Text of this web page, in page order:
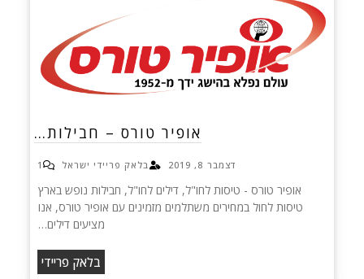
אופיר טורס – חבילות…
דצמבר 8, 2019 בלאק פריידי ישראל 1
אופיר טורס - טיסות לחו"ל, דילים לחו"ל, חבילות נופש בארץ
טיסות לחול במחירים משתלמים מזמינים עם אופיר טורס, אנו
מציעים דילים…
בלאק פריידי